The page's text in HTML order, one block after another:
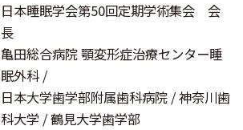
日本睡眠学会第50回定期学術集会 会
長
亀田総合病院 顎変形症治療センター睡
眠外科 /
日本大学歯学部附属歯科病院 / 神奈川歯
科大学 / 鶴見大学歯学部